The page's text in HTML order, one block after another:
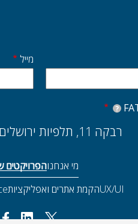
מייל
?
רבקה 11, תלפיות ירושלים
מי אנחנוהפרויקטים
UX/UIהקמת אתרים ואפליקציות